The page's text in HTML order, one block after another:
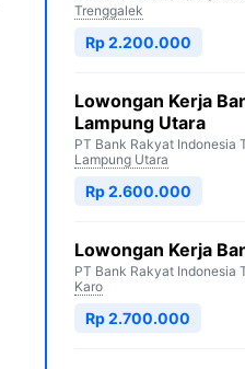
Trenggalek
Rp 2.200.000
Lowongan Kerja
Lampung Utara
PT Bank Rakyat Indonesia
Lampung Utara
Rp 2.600.000
Lowongan Kerja
PT Bank Rakyat Indonesia
Karo
Rp 2.700.000